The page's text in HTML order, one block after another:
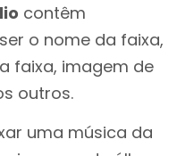
contêm
o nome da faixa,
faixa, imagem de
outros.
uma música da